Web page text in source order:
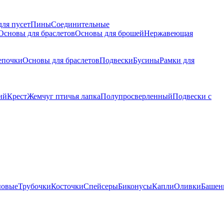
пусетПиныСоединительные
для браслетовОсновы для брошейНержавеющая
Основы для браслетовПодвескиБусиныРамки для
КрестЖемчуг птичья лапкаПолупросверленныйПодвески с
ТрубочкиКосточкиСпейсерыБиконусыКаплиОливки